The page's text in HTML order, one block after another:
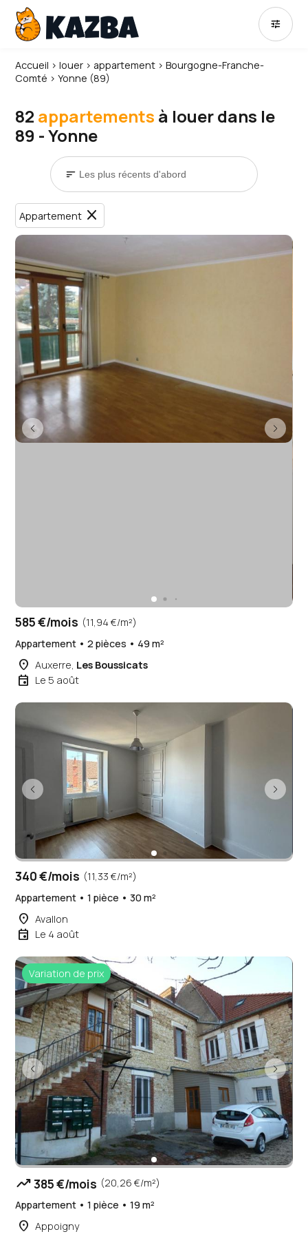
tune
Accueil ›louer › appartement ›Bourgogne-Franche-
Comté ›Yonne (89)
82 appartements à louer dans le
89 - Yonne
sort
Appartement close
585 €/mois (11,94 €/m²)
Appartement • 2 pièces • 49 m²
place Auxerre, Les Boussicats
event Le 5 août
340 €/mois (11,33 €/m²)
Appartement • 1 pièce • 30 m²
place Avallon
event Le 4 août
Variation de prix
trending_up385 €/mois (20,26 €/m²)
Appartement • 1 pièce • 19 m²
place Appoigny